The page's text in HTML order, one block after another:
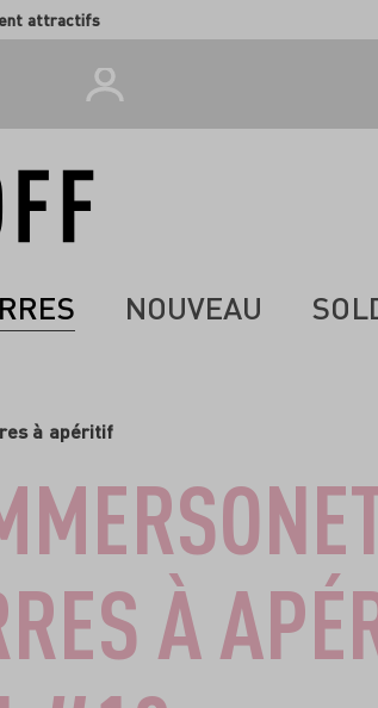
attractifs
NOUVEAU
à apéritif
À